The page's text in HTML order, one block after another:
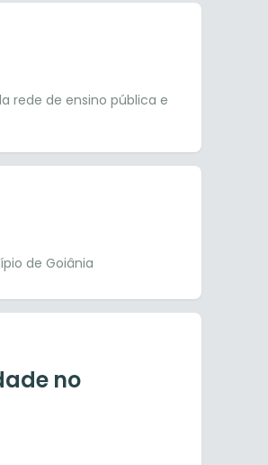
rede de ensino pública e
de Goiânia
no